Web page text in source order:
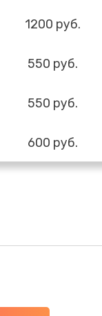
1200 руб.
550 руб.
550 руб.
600 руб.